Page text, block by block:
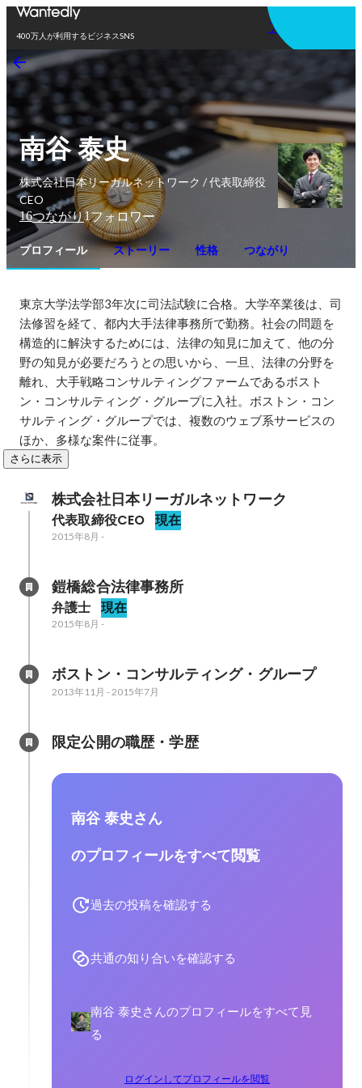
400万人が利用するビジネスSNS
アプリを使う
南谷 泰史
株式会社日本リーガルネットワーク / 代表取締役
CEO
16つながり1フォロワー
プロフィール ストーリー 性格 つながり
東京大学法学部3年次に司法試験に合格。大学卒業後は、司
法修習を経て、都内大手法律事務所で勤務。社会の問題を
構造的に解決するためには、法律の知見に加えて、他の分
野の知見が必要だろうとの思いから、一旦、法律の分野を
離れ、大手戦略コンサルティングファームであるボスト
ン・コンサルティング・グループに入社。ボストン・コン
サルティング・グループでは、複数のウェブ系サービスの
ほか、多様な案件に従事。
さらに表示
株式会社日本リーガルネットワーク
代表取締役CEO 現在
2015年8月 -
鎧橋総合法律事務所
弁護士 現在
2015年8月 -
ボストン・コンサルティング・グループ
2013年11月 -2015年7月
限定公開の職歴・学歴
南谷 泰史さん
のプロフィールをすべて閲覧
過去の投稿を確認する
共通の知り合いを確認する
南谷 泰史さんのプロフィールをすべて見
る
ログインしてプロフィールを閲覧